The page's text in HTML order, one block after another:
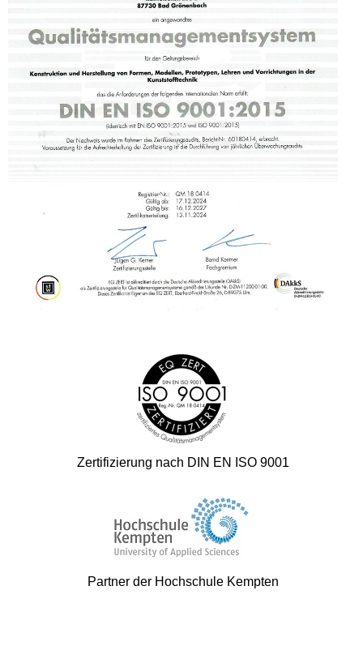
Zertifizierung nach DIN EN ISO 9001
Partner der Hochschule Kempten